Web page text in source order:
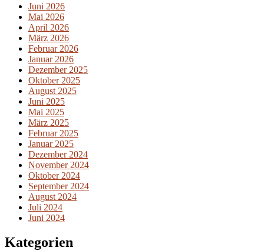
Juni 2026
Mai 2026
April 2026
März 2026
Februar 2026
Januar 2026
Dezember 2025
Oktober 2025
August 2025
Juni 2025
Mai 2025
März 2025
Februar 2025
Januar 2025
Dezember 2024
November 2024
Oktober 2024
September 2024
August 2024
Juli 2024
Juni 2024
Kategorien